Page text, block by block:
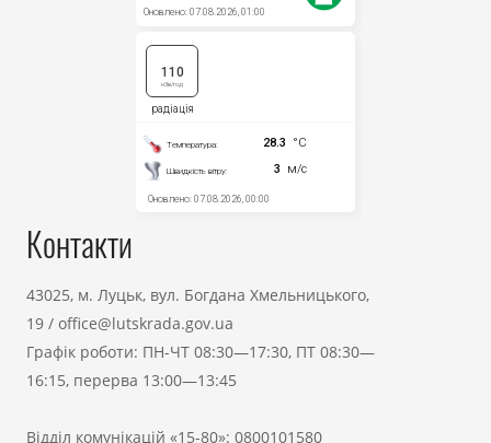
Контакти
43025, м. Луцьк, вул. Богдана Хмельницького,
19 / office@lutskrada.gov.ua
Графік роботи: ПН-ЧТ 08:30—17:30, ПТ 08:30—
16:15, перерва 13:00—13:45
Відділ комунікацій «15-80»: 0800101580